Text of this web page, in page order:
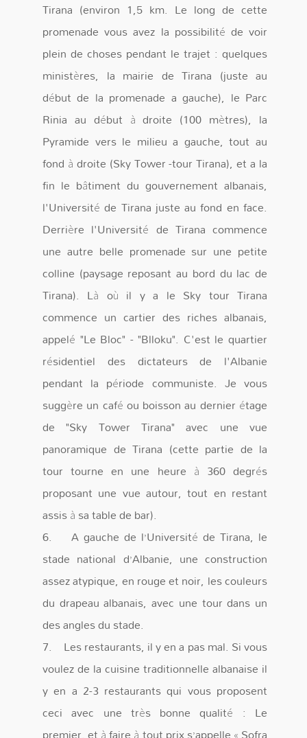
Tirana (environ 1,5 km. Le long de cette
promenade vous avez la possibilité de voir
plein de choses pendant le trajet : quelques
ministères, la mairie de Tirana (juste au
début de la promenade a gauche), le Parc
Rinia au début à droite (100 mètres), la
Pyramide vers le milieu a gauche, tout au
fond à droite (Sky Tower -tour Tirana), et a la
fin le bâtiment du gouvernement albanais,
l'Université de Tirana juste au fond en face.
Derrière l'Université de Tirana commence
une autre belle promenade sur une petite
colline (paysage reposant au bord du lac de
Tirana). Là où il y a le Sky tour Tirana
commence un cartier des riches albanais,
appelé "Le Bloc" - "Blloku". C'est le quartier
résidentiel des dictateurs de l'Albanie
pendant la période communiste. Je vous
suggère un café ou boisson au dernier étage
de "Sky Tower Tirana" avec une vue
panoramique de Tirana (cette partie de la
tour tourne en une heure à 360 degrés
proposant une vue autour, tout en restant
assis à sa table de bar).
6. A gauche de l’Université de Tirana, le
stade national d’Albanie, une construction
assez atypique, en rouge et noir, les couleurs
du drapeau albanais, avec une tour dans un
des angles du stade.
7. Les restaurants, il y en a pas mal. Si vous
voulez de la cuisine traditionnelle albanaise il
y en a 2-3 restaurants qui vous proposent
ceci avec une très bonne qualité : Le